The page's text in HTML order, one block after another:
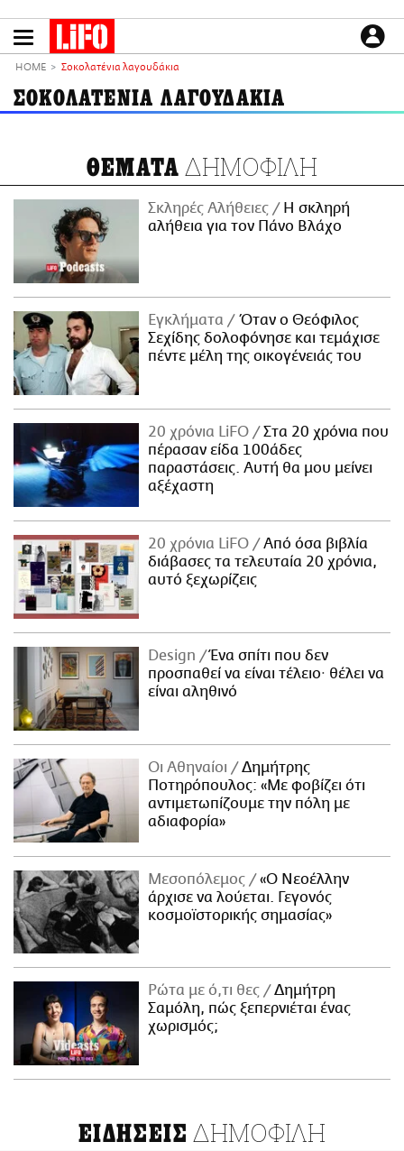
το
LIFO SHOP
NEWSLETTER
ΜΙΚΡΟΠΡΑΓΜΑΤΑ
THE GOOD LIFO
LIFOLAND
CITY GUIDE
ΑΜΠΑ
PRINT
ΕΙΔΗΣΕΙΣ
CULTURE
PODCASTS
Plus
HOME Σοκολατένια λαγουδάκια
ΣΟΚΟΛΑΤΕΝΙΑ ΛΑΓΟΥΔΑΚΙΑ
ΘΕΜΑΤΑ ΔΗΜΟΦΙΛΗ
Σκληρές Αλήθειες
H σκληρή
αλήθεια για τον Πάνο Βλάχο
Εγκλήματα
Όταν ο Θεόφιλος
Σεχίδης δολοφόνησε και τεμάχισε
πέντε μέλη της οικογένειάς του
20 χρόνια LiFO
Στα 20 χρόνια που
πέρασαν είδα 100άδες
παραστάσεις. Αυτή θα μου μείνει
αξέχαστη
20 χρόνια LiFO
Από όσα βιβλία
διάβασες τα τελευταία 20 χρόνια,
αυτό ξεχωρίζεις
Design
Ένα σπίτι που δεν
προσπαθεί να είναι τέλειο· θέλει να
είναι αληθινό
Οι Αθηναίοι
Δημήτρης
Ποτηρόπουλος: «Με φοβίζει ότι
αντιμετωπίζουμε την πόλη με
αδιαφορία»
Μεσοπόλεμος
«Ο Νεοέλλην
άρχισε να λούεται. Γεγονός
κοσμοϊστορικής σημασίας»
Ρώτα με ό,τι θες
Δημήτρη
Σαμόλη, πώς ξεπερνιέται ένας
χωρισμός;
ΕΙΔΗΣΕΙΣ ΔΗΜΟΦΙΛΗ